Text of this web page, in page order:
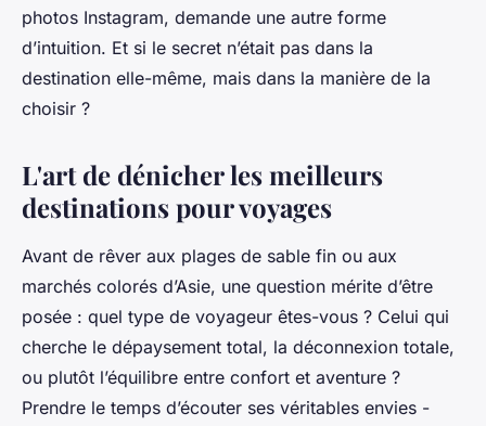
photos Instagram, demande une autre forme
d’intuition. Et si le secret n’était pas dans la
destination elle-même, mais dans la manière de la
choisir ?
L'art de dénicher les meilleurs
destinations pour voyages
Avant de rêver aux plages de sable fin ou aux
marchés colorés d’Asie, une question mérite d’être
posée : quel type de voyageur êtes-vous ? Celui qui
cherche le dépaysement total, la déconnexion totale,
ou plutôt l’équilibre entre confort et aventure ?
Prendre le temps d’écouter ses véritables envies -